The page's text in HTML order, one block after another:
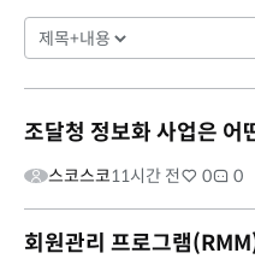
조달청 정보화 사업은 어
스코스코11시간 전 0 0
회원관리 프로그램